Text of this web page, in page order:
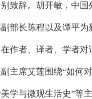
致辞。胡开敏，中
部长陈程以及谭平为
在作者、译者、学者
主席艾莲围绕“如何
学与微观生活史”等